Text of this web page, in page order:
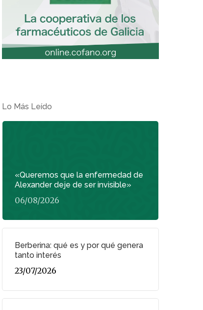
Lo Más Leído
«Queremos que la enfermedad de
Alexander deje de ser invisible»
06/08/2026
Berberina: qué es y por qué genera
tanto interés
23/07/2026